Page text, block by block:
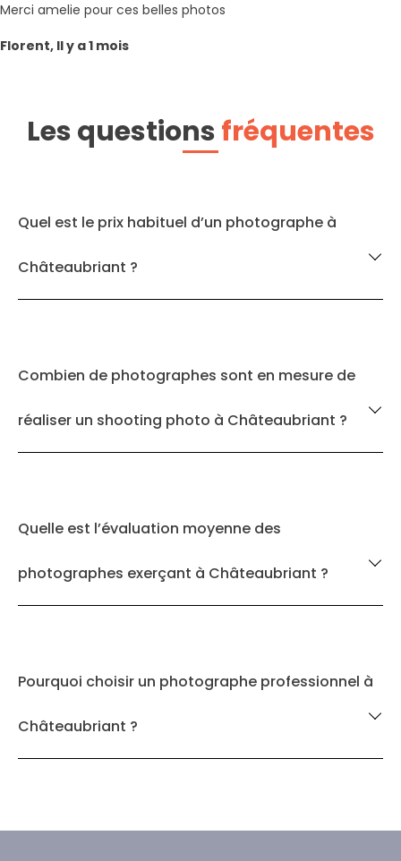
Merci amelie pour ces belles photos
Florent, Il y a 1 mois
Les questionsfréquentes
Quel est le prix habituel d’un photographe à
Châteaubriant ?
Combien de photographes sont en mesure de
réaliser un shooting photo à Châteaubriant ?
Quelle est l’évaluation moyenne des
photographes exerçant à Châteaubriant ?
Pourquoi choisir un photographe professionnel à
Châteaubriant ?